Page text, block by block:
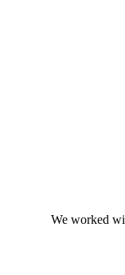
We worked